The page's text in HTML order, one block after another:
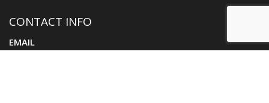
CONTACT INFO
EMAIL